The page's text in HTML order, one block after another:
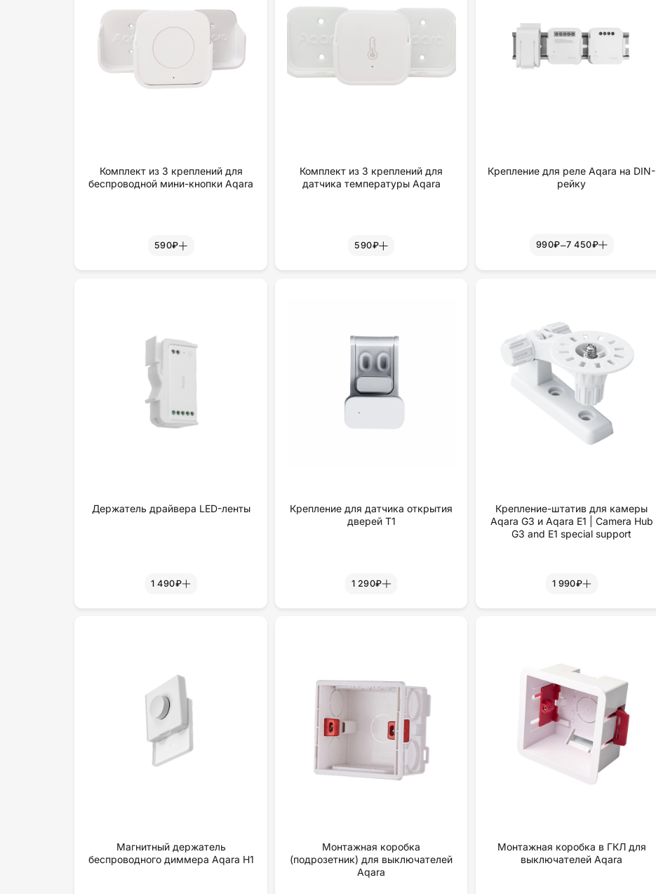
Комплект из 3 креплений для
беспроводной мини-кнопки Aqara
590₽
Комплект из 3 креплений для
датчика температуры Aqara
590₽
Крепление для реле Aqara на DIN-
рейку
990₽–7 450₽
Держатель драйвера LED-ленты
1 490₽
Крепление для датчика открытия
дверей Т1
1 290₽
Крепление-штатив для камеры
Aqara G3 и Aqara E1 | Camera Hub
G3 and E1 special support
1 990₽
Магнитный держатель
беспроводного диммера Aqara H1
Монтажная коробка
(подрозетник) для выключателей
Aqara
Монтажная коробка в ГКЛ для
выключателей Aqara